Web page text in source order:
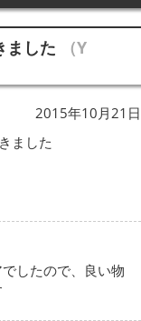
ました （Y
2015年10月21日
ました
したので、良い物